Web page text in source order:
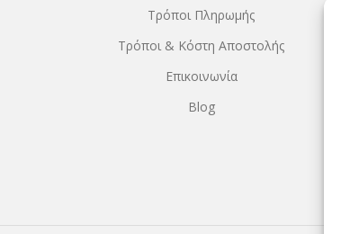
Τρόποι Πληρωμής
Τρόποι & Κόστη Αποστολής
Επικοινωνία
Blog